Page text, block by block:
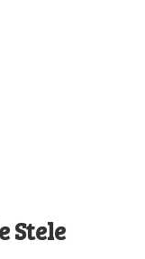
Stele